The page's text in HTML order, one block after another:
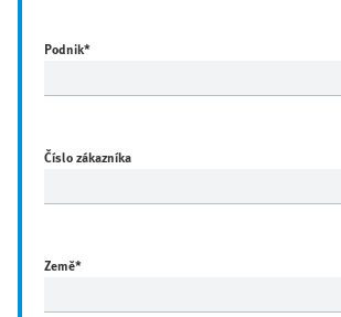
Podnik*
Číslo zákazníka
Země*